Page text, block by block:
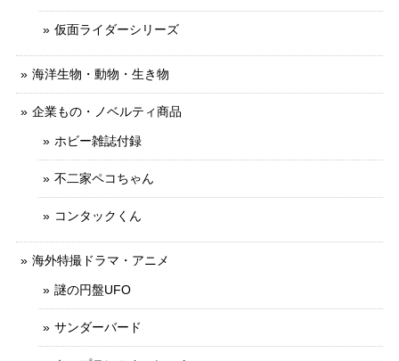
仮面ライダーシリーズ
海洋生物・動物・生き物
企業もの・ノベルティ商品
ホビー雑誌付録
不二家ペコちゃん
コンタックくん
海外特撮ドラマ・アニメ
謎の円盤UFO
サンダーバード